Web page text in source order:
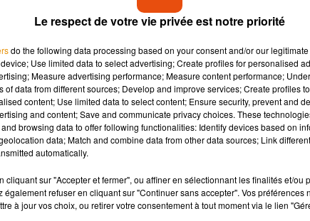
cette piste a été relancée en avril 2018 par des aveux
avoir recueilli les aveux de ce criminel, déjà condamné à
de l'Allemagne.
"les enquêteurs avaient trouvé des similitudes entre les
ses aveux à son codétenu.
à Nantes, incarcéré à Celle en Basse-Saxe (nord-ouest
le meurtre de trois garçons.
à l'acte, Martin Ney a été "surnommé l'homme au masque"
Le respect de votre vie privée est notre priorité
do the following data processing based on your consent and/or our
Use limited data to select advertising; Create profiles for personalised
Measure advertising performance; Measure content performance;
of data from different sources; Develop and improve services; Create profiles
content; Use limited data to select content; Ensure security, prevent and
and content; Save and communicate privacy choices. These
browsing data to offer following functionalities: Identify devices based on
data; Match and combine data from other data sources; Link
automatically.
cliquant sur "Accepter et fermer", ou affiner en sélectionnant les finalités et/ou
également refuser en cliquant sur "Continuer sans accepter". Vos préférences
à jour vos choix, ou retirer votre consentement à tout moment via le lien